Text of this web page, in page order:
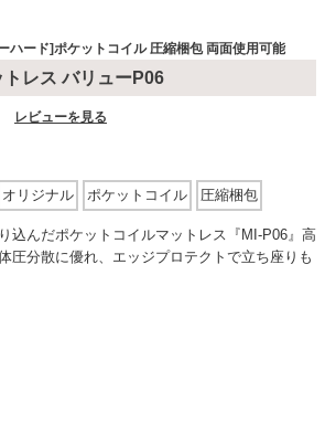
ブル・セット
ン収納
ハード]ポケットコイル 圧縮梱包 両面使用可能
レス バリューP06
レビューを見る
オリジナル ポケットコイル 圧縮梱包
用可能
込んだポケットコイルマットレス『MI-P06』高
圧分散に優れ、エッジプロテクトで立ち座りも